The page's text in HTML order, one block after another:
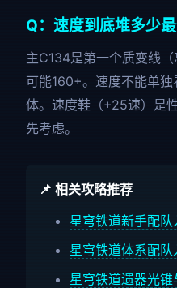
Q：速度到底堆多少最
主C134是第一个质变线
可能160+。速度不能单
体。速度鞋（+25速）是
先考虑。
📌 相关攻略推荐
星穹铁道新手配队
星穹铁道体系配队
星穹铁道遗器光锥